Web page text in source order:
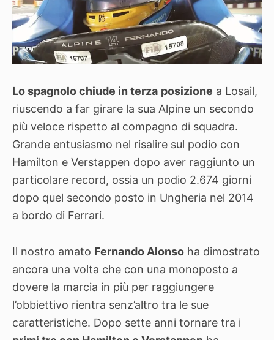
Lo spagnolo chiude in terza posizione a Losail,
riuscendo a far girare la sua Alpine un secondo
più veloce rispetto al compagno di squadra.
Grande entusiasmo nel risalire sul podio con
Hamilton e Verstappen dopo aver raggiunto un
particolare record, ossia un podio 2.674 giorni
dopo quel secondo posto in Ungheria nel 2014
a bordo di Ferrari.
Il nostro amato Fernando Alonso ha dimostrato
ancora una volta che con una monoposto a
dovere la marcia in più per raggiungere
l’obbiettivo rientra senz’altro tra le sue
caratteristiche. Dopo sette anni tornare tra i